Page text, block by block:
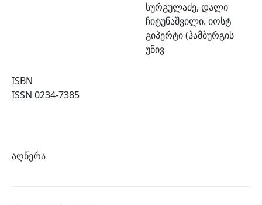
სურგულაძე, დალი
ჩიტუნაშვილი. იოსტ
გიპერტი (ჰამბურგის
უნივ
ISBN
ISSN 0234-7385
აღწერა